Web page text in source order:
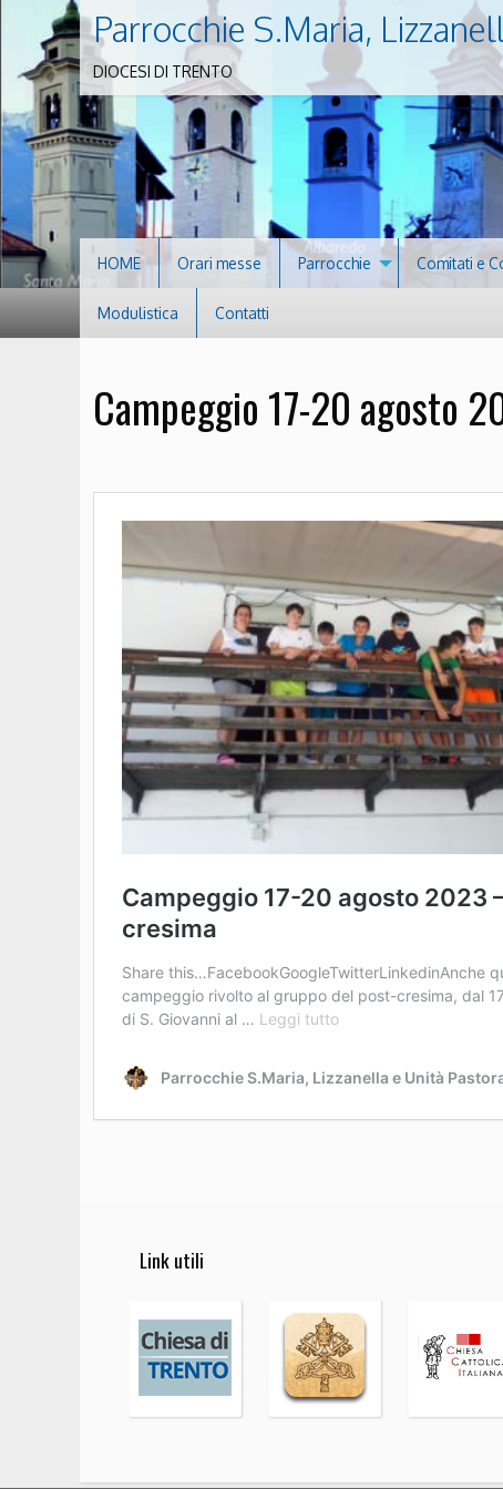
Parrocchie S.Maria,
DIOCESI DI TRENTO
HOME Orari messe Parrocchie Comitati e
Modulistica Contatti
Campeggio 17-20 agosto
Link utili